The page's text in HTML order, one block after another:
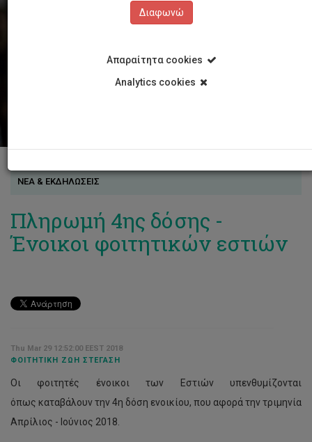
ΝΕΑ & ΕΚΔΗΛΩΣΕΙΣ
Πληρωμή 4ης δόσης -
Ένοικοι φοιτητικών εστιών
Thu Mar 29 12:52:00 EEST 2018
ΦΟΙΤΗΤΙΚΉ ΖΩΉ ΣΤΈΓΑΣΗ
Οι φοιτητές ένοικοι των Εστιών υπενθυμίζονται
όπως καταβάλουν την 4η δόση ενοικίου, που αφορά την τριμηνία
Απρίλιος - Ιούνιος 2018.
Διαφωνώ
Απαραίτητα cookies
Analytics cookies